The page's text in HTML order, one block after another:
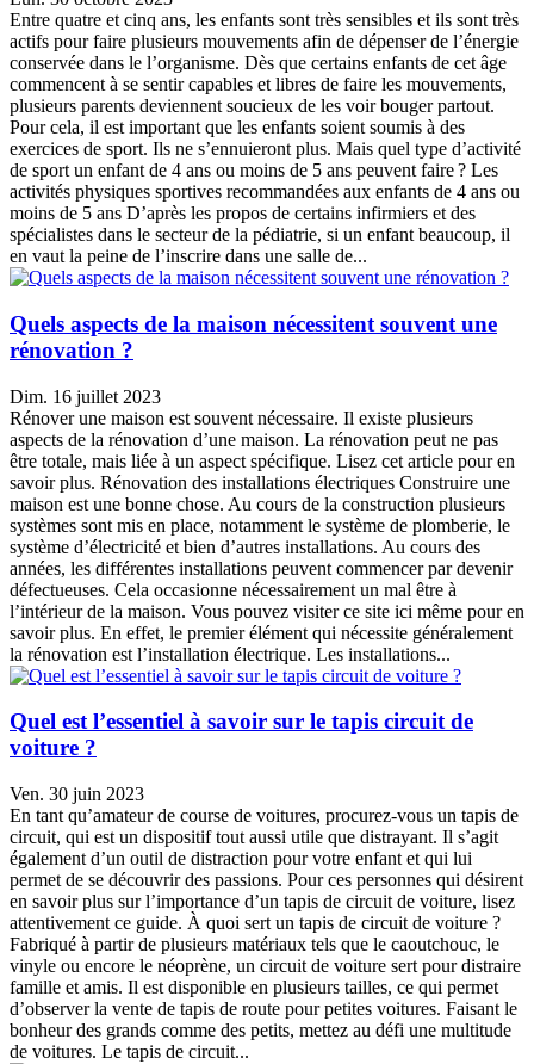
Entre quatre et cinq ans, les enfants sont très sensibles et ils sont très
actifs pour faire plusieurs mouvements afin de dépenser de l’énergie
conservée dans le l’organisme. Dès que certains enfants de cet âge
commencent à se sentir capables et libres de faire les mouvements,
plusieurs parents deviennent soucieux de les voir bouger partout.
Pour cela, il est important que les enfants soient soumis à des
exercices de sport. Ils ne s’ennuieront plus. Mais quel type d’activité
de sport un enfant de 4 ans ou moins de 5 ans peuvent faire ? Les
activités physiques sportives recommandées aux enfants de 4 ans ou
moins de 5 ans D’après les propos de certains infirmiers et des
spécialistes dans le secteur de la pédiatrie, si un enfant beaucoup, il
en vaut la peine de l’inscrire dans une salle de...
Quels aspects de la maison nécessitent souvent une
rénovation ?
Dim. 16 juillet 2023
Rénover une maison est souvent nécessaire. Il existe plusieurs
aspects de la rénovation d’une maison. La rénovation peut ne pas
être totale, mais liée à un aspect spécifique. Lisez cet article pour en
savoir plus. Rénovation des installations électriques Construire une
maison est une bonne chose. Au cours de la construction plusieurs
systèmes sont mis en place, notamment le système de plomberie, le
système d’électricité et bien d’autres installations. Au cours des
années, les différentes installations peuvent commencer par devenir
défectueuses. Cela occasionne nécessairement un mal être à
l’intérieur de la maison. Vous pouvez visiter ce site ici même pour en
savoir plus. En effet, le premier élément qui nécessite généralement
la rénovation est l’installation électrique. Les installations...
Quel est l’essentiel à savoir sur le tapis circuit de
voiture ?
Ven. 30 juin 2023
En tant qu’amateur de course de voitures, procurez-vous un tapis de
circuit, qui est un dispositif tout aussi utile que distrayant. Il s’agit
également d’un outil de distraction pour votre enfant et qui lui
permet de se découvrir des passions. Pour ces personnes qui désirent
en savoir plus sur l’importance d’un tapis de circuit de voiture, lisez
attentivement ce guide. À quoi sert un tapis de circuit de voiture ?
Fabriqué à partir de plusieurs matériaux tels que le caoutchouc, le
vinyle ou encore le néoprène, un circuit de voiture sert pour distraire
famille et amis. Il est disponible en plusieurs tailles, ce qui permet
d’observer la vente de tapis de route pour petites voitures. Faisant le
bonheur des grands comme des petits, mettez au défi une multitude
de voitures. Le tapis de circuit...